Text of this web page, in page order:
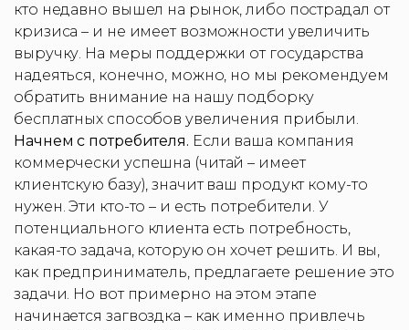
кто недавно вышел на рынок, либо пострадал от
кризиса – и не имеет возможности увеличить
выручку. На меры поддержки от государства
надеяться, конечно, можно, но мы рекомендуем
обратить внимание на нашу подборку
бесплатных способов увеличения прибыли.
Начнем с потребителя. Если ваша компания
коммерчески успешна (читай – имеет
клиентскую базу), значит ваш продукт кому-то
нужен. Эти кто-то – и есть потребители. У
потенциального клиента есть потребность,
какая-то задача, которую он хочет решить. И вы,
как предприниматель, предлагаете решение это
задачи. Но вот примерно на этом этапе
начинается загвоздка – как именно привлечь